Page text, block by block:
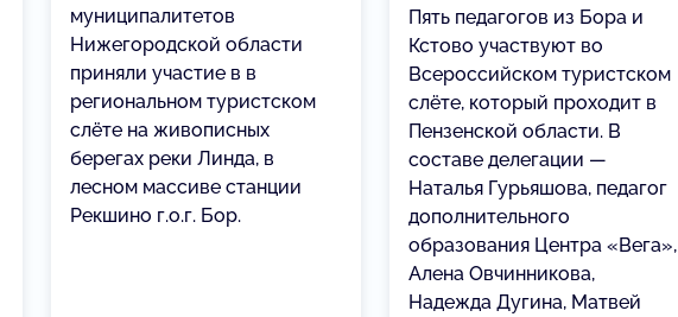
муниципалитетов
Нижегородской области
приняли участие в в
региональном туристском
слёте на живописных
берегах реки Линда, в
лесном массиве станции
Рекшино г.о.г. Бор.
Пять педагогов из Бора и
Кстово участвуют во
Всероссийском туристском
слёте, который проходит в
Пензенской области. В
составе делегации —
Наталья Гурьяшова, педагог
дополнительного
образования Центра «Вега»,
Алена Овчинникова,
Надежда Дугина, Матвей